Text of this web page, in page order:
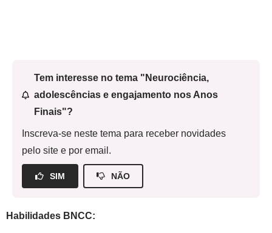
Tem interesse no tema "Neurociência,
adolescências e engajamento nos Anos
Finais"?
Inscreva-se neste tema para receber novidades
pelo site e por email.
SIM NÃO
Habilidades BNCC: